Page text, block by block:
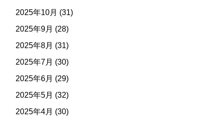
2025年10月 (31)
2025年9月 (28)
2025年8月 (31)
2025年7月 (30)
2025年6月 (29)
2025年5月 (32)
2025年4月 (30)